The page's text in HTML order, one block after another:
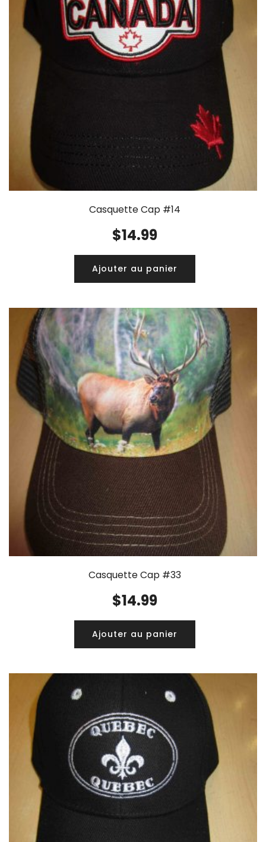
Casquette Cap #14
$14.99
Ajouter au panier
Casquette Cap #33
$14.99
Ajouter au panier